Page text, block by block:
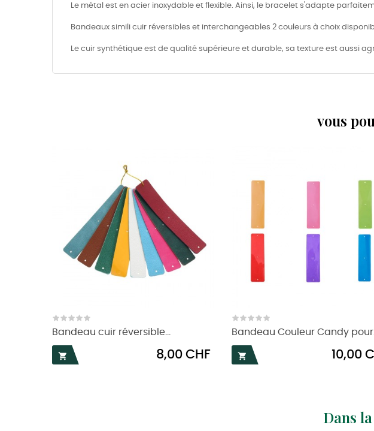
Le métal est en acier inoxydable et flexible. Ainsi, le bracelet s'adapte
Bandeaux simili cuir réversibles et interchangeables 2 couleurs à choix
Le cuir synthétique est de qualité supérieure et durable, sa texture est aussi
vous
Bandeau cuir réversible...

Prix
8,00 CHF
Bandeau Couleur Candy pour...

Prix
10,00
Dans